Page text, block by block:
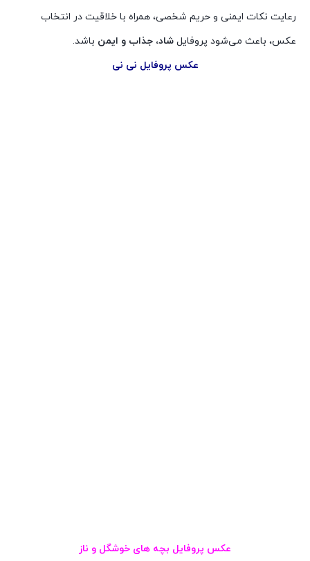
رعایت نکات ایمنی و حریم شخصی، همراه با خلاقیت در انتخاب
عکس، باعث می‌شود پروفایل شاد، جذاب و ایمن باشد.
عکس پروفایل نی نی
عکس پروفایل بچه های خوشگل و ناز